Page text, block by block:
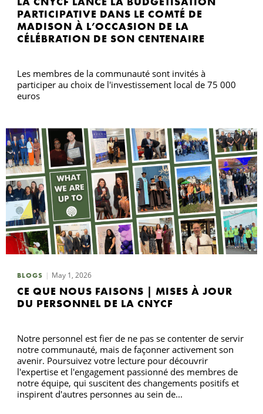
PARTICIPATIVE DANS LE COMTÉ DE
MADISON À L’OCCASION DE LA
CÉLÉBRATION DE SON CENTENAIRE
Les membres de la communauté sont invités à
participer au choix de l'investissement local de 75 000
euros
BLOGS May 1, 2026
CE QUE NOUS FAISONS | MISES À JOUR
DU PERSONNEL DE LA CNYCF
Notre personnel est fier de ne pas se contenter de servir
notre communauté, mais de façonner activement son
avenir. Poursuivez votre lecture pour découvrir
l'expertise et l'engagement passionné des membres de
notre équipe, qui suscitent des changements positifs et
inspirent d'autres personnes au sein de...